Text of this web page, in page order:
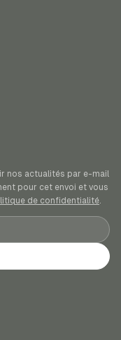
nos actualités par e-mail
pour cet envoi et vous
de confidentialité.